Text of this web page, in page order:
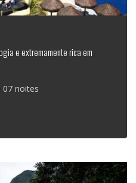
e extremamente rica em
07 noites